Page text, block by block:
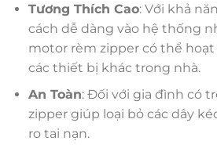
Tương Thích Cao: Với khả
cách dễ dàng vào hệ thống
motor rèm zipper có thể
các thiết bị khác trong nhà.
An Toàn: Đối với gia đình có
zipper giúp loại bỏ các dây
ro tai nạn.